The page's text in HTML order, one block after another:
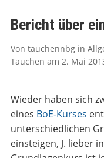
Bericht über
Von tauchennbg in
Tauchen am 2. Mai
Wieder haben sich
eines BoE-Kurses
unterschiedlichen
einsteigen, J. lieber